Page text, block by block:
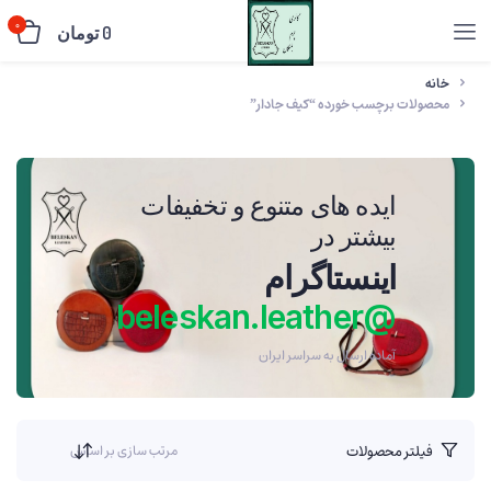
0 تومان 0
خانه
محصولات برچسب خورده “کیف جادار”
ایده های متنوع و تخفیفات
بیشتر در
اینستاگرام
@beleskan.leather
آماده ارسال به سراسر ایران
فیلتر محصولات مرتب سازی بر اساس